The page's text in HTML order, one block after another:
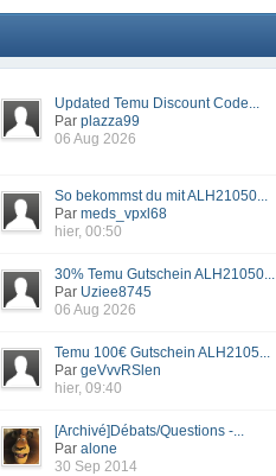
Updated Temu Discount Code...
Parplazza99
06 Aug 2026
So bekommst du mit ALH21050...
Parmeds_vpxl68
hier, 00:50
30% Temu Gutschein ALH21050...
Par Uziee8745
06 Aug 2026
Temu 100€ Gutschein ALH2105...
PargeVvvRSlen
hier, 09:40
[Archivé]Débats/Questions -...
Paralone
30 Sep 2014